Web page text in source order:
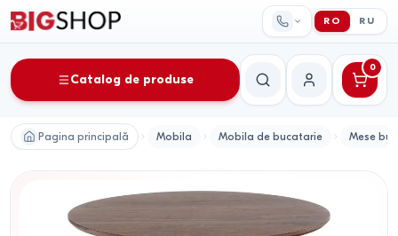
RO RU
Catalog de produse
CăutareContul meu
0
Pagina principală Mobila Mobila de bucatarie Mese